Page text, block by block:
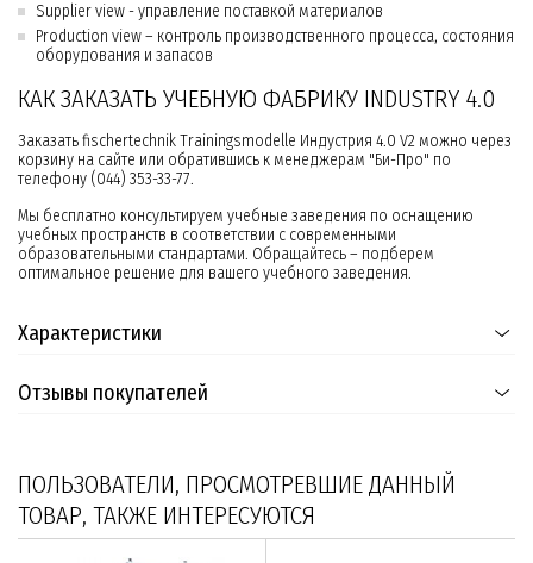
Supplier view - управление поставкой материалов
Production view – контроль производственного процесса, состояния
оборудования и запасов
КАК ЗАКАЗАТЬ УЧЕБНУЮ ФАБРИКУ INDUSTRY 4.0
Заказать fischertechnik Trainingsmodelle Индустрия 4.0 V2 можно через
корзину на сайте или обратившись к менеджерам "Би-Про" по
телефону (044) 353-33-77.
Мы бесплатно консультируем учебные заведения по оснащению
учебных пространств в соответствии с современными
образовательными стандартами. Обращайтесь – подберем
оптимальное решение для вашего учебного заведения.
Характеристики
Отзывы покупателей
ПОЛЬЗОВАТЕЛИ, ПРОСМОТРЕВШИЕ ДАННЫЙ
ТОВАР, ТАКЖЕ ИНТЕРЕСУЮТСЯ